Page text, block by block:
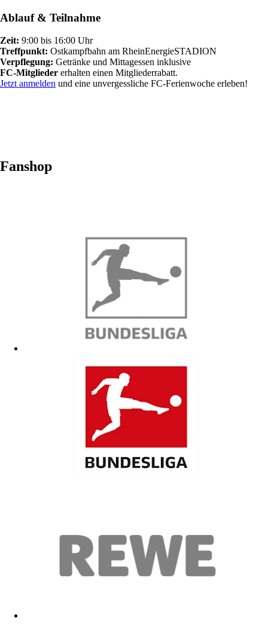
Ablauf & Teilnahme
Zeit: 9:00 bis 16:00 Uhr
Treffpunkt: Ostkampfbahn am RheinEnergieSTADION
Verpflegung: Getränke und Mittagessen inklusive
FC-Mitglieder erhalten einen Mitgliederrabatt.
Jetzt anmelden und eine unvergessliche FC-Ferienwoche erleben!
Fanshop